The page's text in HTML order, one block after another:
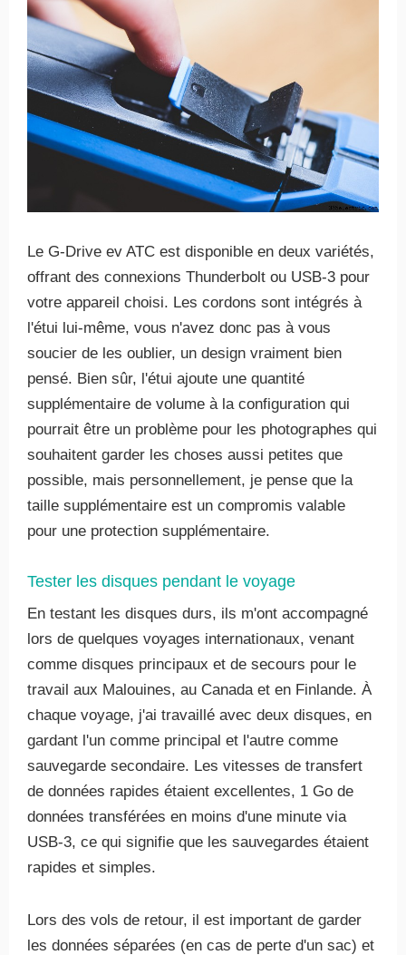
Le G-Drive ev ATC est disponible en deux variétés,
offrant des connexions Thunderbolt ou USB-3 pour
votre appareil choisi. Les cordons sont intégrés à
l'étui lui-même, vous n'avez donc pas à vous
soucier de les oublier, un design vraiment bien
pensé. Bien sûr, l'étui ajoute une quantité
supplémentaire de volume à la configuration qui
pourrait être un problème pour les photographes qui
souhaitent garder les choses aussi petites que
possible, mais personnellement, je pense que la
taille supplémentaire est un compromis valable
pour une protection supplémentaire.
Tester les disques pendant le voyage
En testant les disques durs, ils m'ont accompagné
lors de quelques voyages internationaux, venant
comme disques principaux et de secours pour le
travail aux Malouines, au Canada et en Finlande. À
chaque voyage, j'ai travaillé avec deux disques, en
gardant l'un comme principal et l'autre comme
sauvegarde secondaire. Les vitesses de transfert
de données rapides étaient excellentes, 1 Go de
données transférées en moins d'une minute via
USB-3, ce qui signifie que les sauvegardes étaient
rapides et simples.
Lors des vols de retour, il est important de garder
les données séparées (en cas de perte d'un sac) et